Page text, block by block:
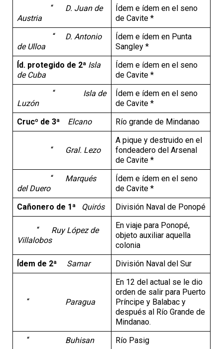
“ D. Juan de
Austria
Ídem e ídem en el seno
de Cavite *
“ D. Antonio
de Ulloa
Ídem e ídem en Punta
Sangley *
Íd. protegido de 2ª Isla
de Cuba
Ídem e ídem en el seno
de Cavite *
“ Isla de
Luzón
Ídem e ídem en el seno
de Cavite *
Crucº de 3ª
Elcano Río grande de Mindanao
“ Gral. Lezo
A pique y destruido en el
fondeadero del Arsenal
de Cavite *
“ Marqués
del Duero
Ídem e ídem en el seno
de Cavite *
Cañonero de 1ª
Quirós División Naval de Ponopé
“ Ruy López de
Villalobos
En viaje para Ponopé,
objeto auxiliar aquella
colonia
Ídem de 2ª
Samar División Naval del Sur
“ Paragua
En 12 del actual se le dio
orden de salir para Puerto
Príncipe y Balabac y
después al Río Grande de
Mindanao.
“ Buhisan Río Pasig